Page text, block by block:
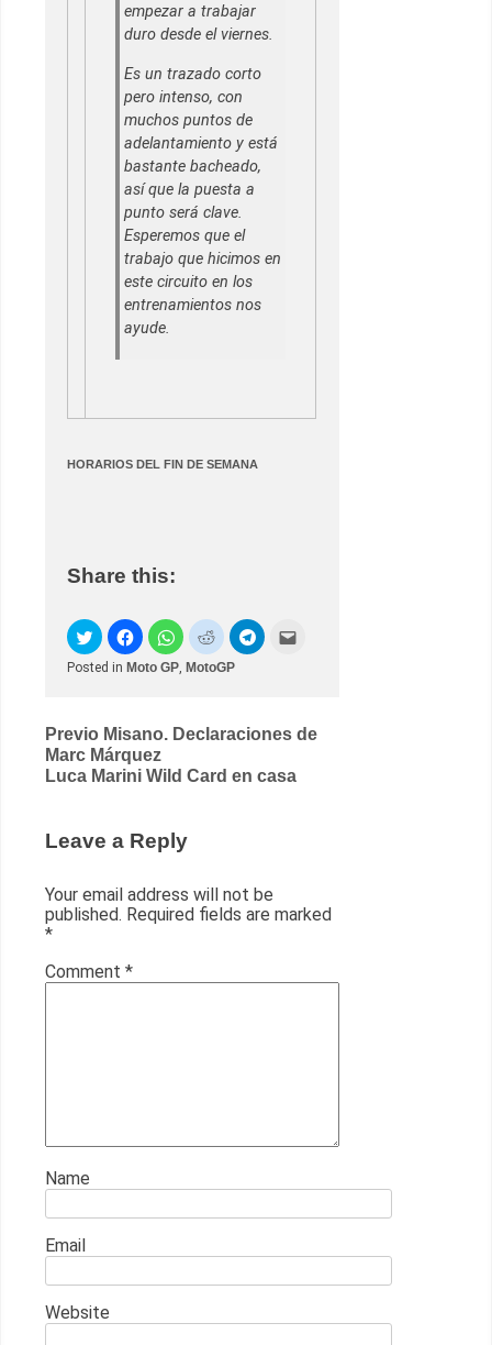
empezar a trabajar
duro desde el viernes.
Es un trazado corto
pero intenso, con
muchos puntos de
adelantamiento y está
bastante bacheado,
así que la puesta a
punto será clave.
Esperemos que el
trabajo que hicimos en
este circuito en los
entrenamientos nos
ayude.
HORARIOS DEL FIN DE SEMANA
Share this:
Posted in Moto GP, MotoGP
Post
navigation
Previo Misano. Declaraciones de
Marc Márquez
Luca Marini Wild Card en casa
Leave a Reply
Your email address will not be
published. Required fields are marked
*
Comment *
Name
Email
Website